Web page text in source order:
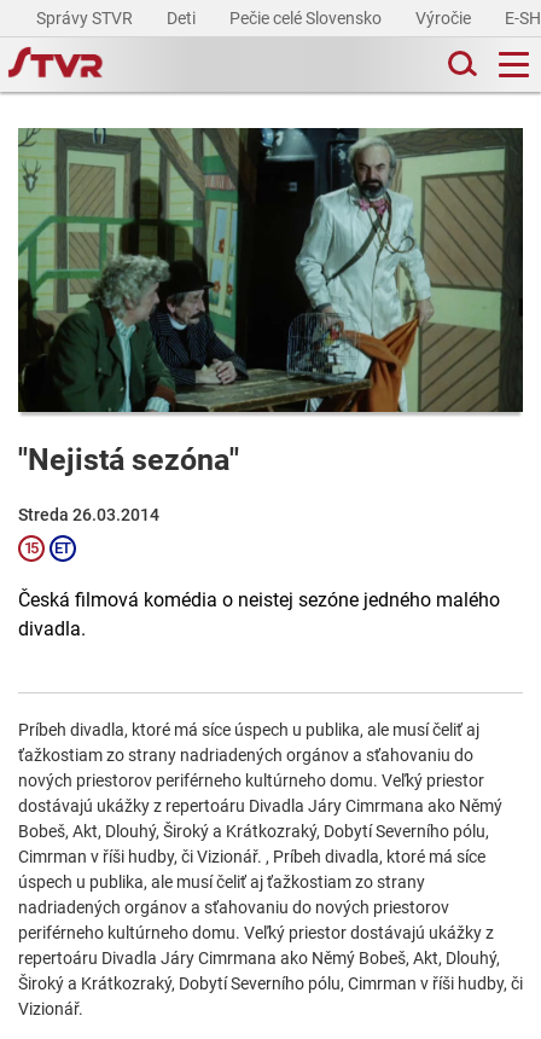
Správy STVR Deti Pečie celé Slovensko Výročie E-
"Nejistá sezóna"
Streda 26.03.2014
Česká filmová komédia o neistej sezóne jedného malého
divadla.
Príbeh divadla, ktoré má síce úspech u publika, ale musí čeliť aj
ťažkostiam zo strany nadriadených orgánov a sťahovaniu do
nových priestorov periférneho kultúrneho domu. Veľký priestor
dostávajú ukážky z repertoáru Divadla Járy Cimrmana ako Němý
Bobeš, Akt, Dlouhý, Široký a Krátkozraký, Dobytí Severního pólu,
Cimrman v říši hudby, či Vizionář. , Príbeh divadla, ktoré má síce
úspech u publika, ale musí čeliť aj ťažkostiam zo strany
nadriadených orgánov a sťahovaniu do nových priestorov
periférneho kultúrneho domu. Veľký priestor dostávajú ukážky z
repertoáru Divadla Járy Cimrmana ako Němý Bobeš, Akt, Dlouhý,
Široký a Krátkozraký, Dobytí Severního pólu, Cimrman v říši hudby, či
Vizionář.